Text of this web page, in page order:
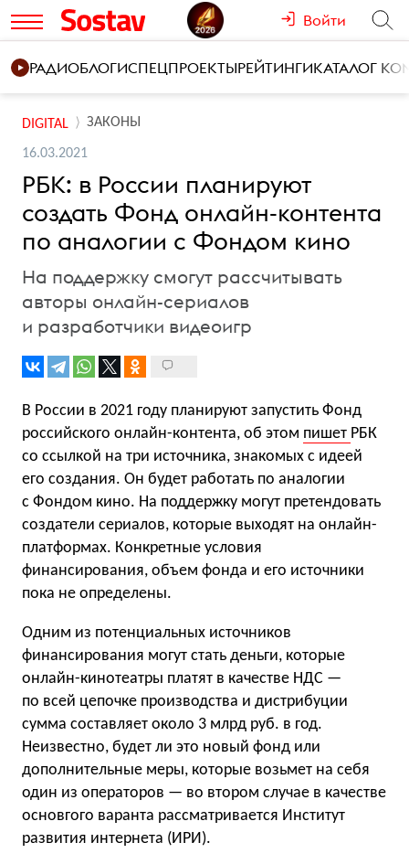
Войти
РАДИОБЛОГИСПЕЦПРОЕКТЫРЕЙТИНГИКАТАЛОГ
DIGITAL ЗАКОНЫ
16.03.2021
РБК: в России планируют
создать Фонд онлайн-контента
по аналогии с Фондом кино
На поддержку смогут рассчитывать
авторы онлайн-сериалов
и разработчики видеоигр
В России в 2021 году планируют запустить Фонд
российского онлайн-контента, об этом пишет РБК
со ссылкой на три источника, знакомых с идеей
его создания. Он будет работать по аналогии
с Фондом кино. На поддержку могут претендовать
создатели сериалов, которые выходят на онлайн-
платформах. Конкретные условия
финансирования, объем фонда и его источники
пока не определены.
Одним из потенциальных источников
финансирования могут стать деньги, которые
онлайн-кинотеатры платят в качестве НДС —
по всей цепочке производства и дистрибуции
сумма составляет около 3 млрд руб. в год.
Неизвестно, будет ли это новый фонд или
дополнительные меры, которые возьмет на себя
один из операторов — во втором случае в качестве
основгого варанта рассматривается Институт
развития интернета (ИРИ).